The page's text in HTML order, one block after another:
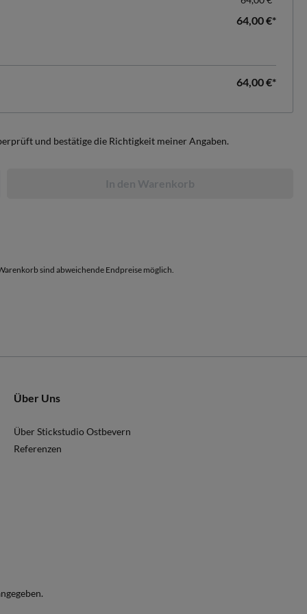
64,00 €*
64,00 €*
und bestätige die Richtigkeit meiner Angaben.
In den Warenkorb
sind abweichende Endpreise möglich.
Über Uns
Über Stickstudio Ostbevern
Referenzen